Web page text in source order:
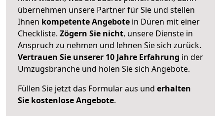
übernehmen unsere Partner für Sie und stellen
Ihnen kompetente Angebote in Düren mit einer
Checkliste. Zögern Sie nicht, unsere Dienste in
Anspruch zu nehmen und lehnen Sie sich zurück.
Vertrauen Sie unserer 10 Jahre Erfahrung in der
Umzugsbranche und holen Sie sich Angebote.
Füllen Sie jetzt das Formular aus und erhalten
Sie kostenlose Angebote.